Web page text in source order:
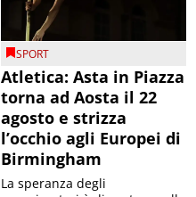
SPORT
Atletica: Asta in Piazza
torna ad Aosta il 22
agosto e strizza
l’occhio agli Europei di
Birmingham
La speranza degli